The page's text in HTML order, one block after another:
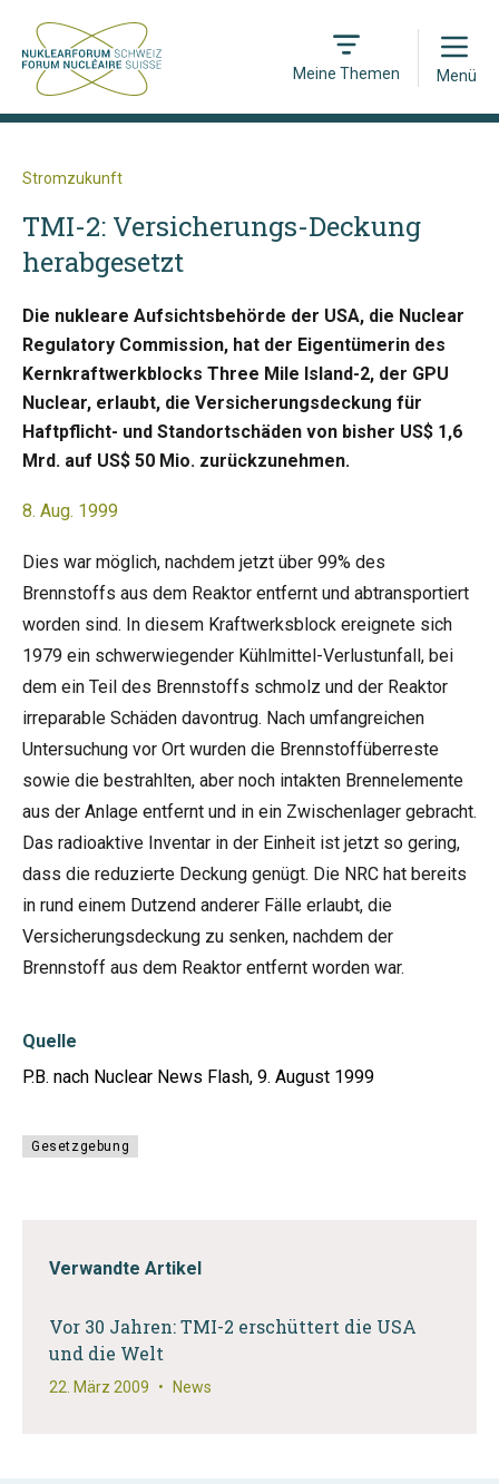
Meine Themen
Open
Menü
Stromzukunft
TMI-2: Versicherungs-Deckung
herabgesetzt
Die nukleare Aufsichtsbehörde der USA, die Nuclear
Regulatory Commission, hat der Eigentümerin des
Kernkraftwerkblocks Three Mile Island-2, der GPU
Nuclear, erlaubt, die Versicherungsdeckung für
Haftpflicht- und Standortschäden von bisher US$ 1,6
Mrd. auf US$ 50 Mio. zurückzunehmen.
8. Aug. 1999
Dies war möglich, nachdem jetzt über 99% des
Brennstoffs aus dem Reaktor entfernt und abtransportiert
worden sind. In diesem Kraftwerksblock ereignete sich
1979 ein schwerwiegender Kühlmittel-Verlustunfall, bei
dem ein Teil des Brennstoffs schmolz und der Reaktor
irreparable Schäden davontrug. Nach umfangreichen
Untersuchung vor Ort wurden die Brennstoffüberreste
sowie die bestrahlten, aber noch intakten Brennelemente
aus der Anlage entfernt und in ein Zwischenlager gebracht.
Das radioaktive Inventar in der Einheit ist jetzt so gering,
dass die reduzierte Deckung genügt. Die NRC hat bereits
in rund einem Dutzend anderer Fälle erlaubt, die
Versicherungsdeckung zu senken, nachdem der
Brennstoff aus dem Reaktor entfernt worden war.
Quelle
P.B. nach Nuclear News Flash, 9. August 1999
Gesetzgebung
Verwandte Artikel
Vor 30 Jahren: TMI-2 erschüttert die USA
und die Welt
22. März 2009 • News